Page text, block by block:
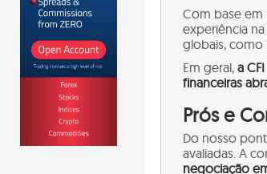
Com base em
experiência
globais, como
Em geral, a
financeiras
Prós e
Do nosso
avaliadas. A
negociação